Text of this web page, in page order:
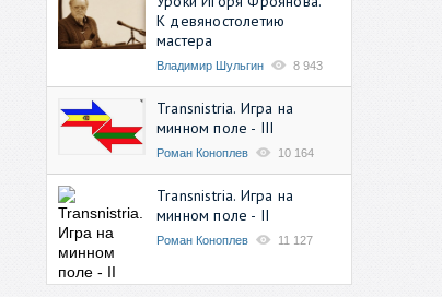
К девяностолетию
мастера
Владимир Шульгин 8 943
Transnistria. Игра на
минном поле - III
Роман Коноплев 10 164
Transnistria. Игра на
минном поле - II
Роман Коноплев 11 127